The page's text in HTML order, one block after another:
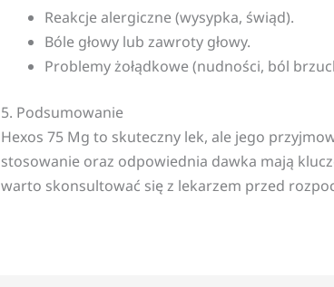
Reakcje alergiczne (wysypka, świąd).
Bóle głowy lub zawroty głowy.
Problemy żołądkowe (nudności, ból
5. Podsumowanie
Hexos 75 Mg to skuteczny lek, ale jego
stosowanie oraz odpowiednia dawka mają
warto skonsultować się z lekarzem przed